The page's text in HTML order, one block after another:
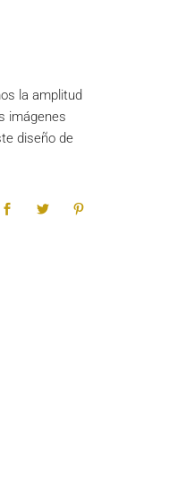
la amplitud
imágenes
diseño de